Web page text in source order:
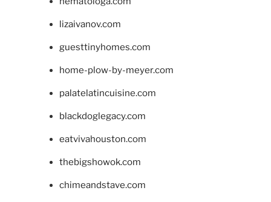
lizaivanov.com
guesttinyhomes.com
home-plow-by-meyer.com
palatelatincuisine.com
blackdoglegacy.com
eatvivahouston.com
thebigshowok.com
chimeandstave.com